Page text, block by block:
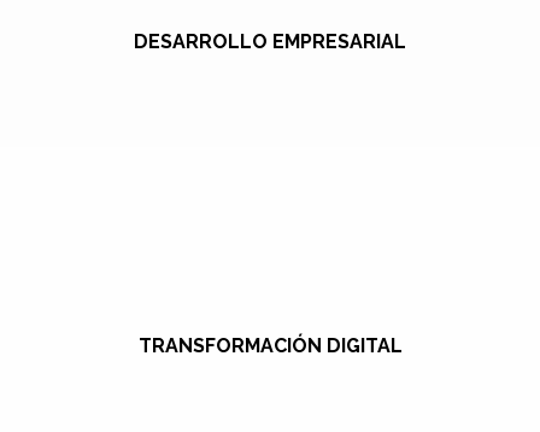
DESARROLLO EMPRESARIAL
TRANSFORMACIÓN DIGITAL